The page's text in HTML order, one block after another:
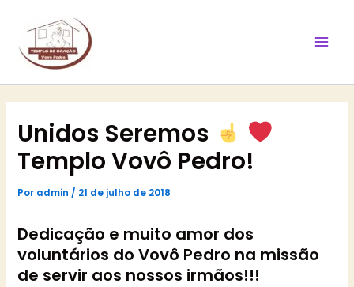
conteúdo
Unidos Seremos
Templo Vovô Pedro!
Por admin / 21 de julho de 2018
Dedicação e muito amor dos
voluntários do Vovô Pedro na missão
de servir aos nossos irmãos!!!